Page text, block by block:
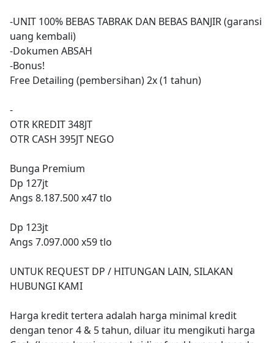
-UNIT 100% BEBAS TABRAK DAN BEBAS BANJIR (garansi
uang kembali)
-Dokumen ABSAH
-Bonus!
Free Detailing (pembersihan) 2x (1 tahun)
-
OTR KREDIT 348JT
OTR CASH 395JT NEGO
Bunga Premium
Dp 127jt
Angs 8.187.500 x47 tlo
Dp 123jt
Angs 7.097.000 x59 tlo
UNTUK REQUEST DP / HITUNGAN LAIN, SILAKAN
HUBUNGI KAMI
Harga kredit tertera adalah harga minimal kredit
dengan tenor 4 & 5 tahun, diluar itu mengikuti harga